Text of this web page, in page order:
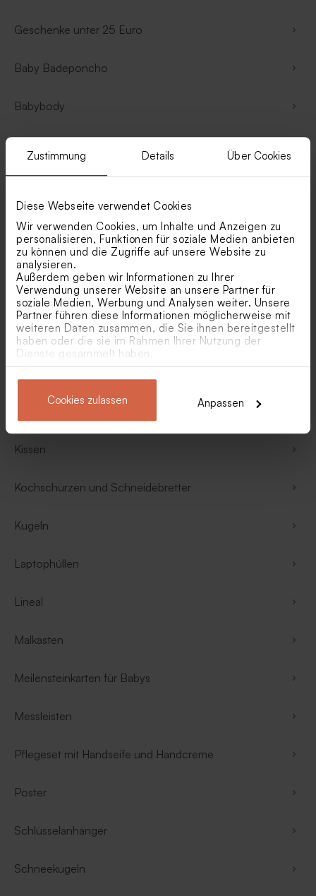
Zustimmung Details Über Cookies
Diese Webseite verwendet Cookies
Wir verwenden Cookies, um Inhalte und Anzeigen zu
personalisieren, Funktionen für soziale Medien anbieten
zu können und die Zugriffe auf unsere Website zu
analysieren.
Außerdem geben wir Informationen zu Ihrer
Verwendung unserer Website an unsere Partner für
soziale Medien, Werbung und Analysen weiter. Unsere
Partner führen diese Informationen möglicherweise mit
weiteren Daten zusammen, die Sie ihnen bereitgestellt
haben oder die sie im Rahmen Ihrer Nutzung der
Dienste gesammelt haben.
Cookies zulassen Anpassen
Geschenke unter 25 Euro
Baby Badeponcho
Babybody
Flaschenöffner
Foto-Boards
Fotohalter
Glitzerrahmen
Kissen
Kochschürzen und Schneidebretter
Kugeln
Laptophüllen
Lineal
Malkasten
Meilensteinkarten für Babys
Messleisten
Pflegeset mit Handseife und Handcreme
Poster
Schlüsselanhänger
Schneekugeln